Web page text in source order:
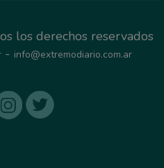
los derechos reservados
- info@extremodiario.com.ar